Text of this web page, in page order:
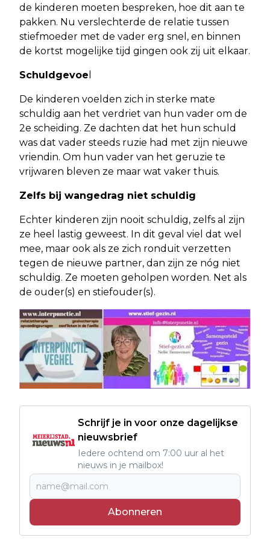
de kinderen moeten bespreken, hoe dit aan te
pakken. Nu verslechterde de relatie tussen
stiefmoeder met de vader erg snel, en binnen
de kortst mogelijke tijd gingen ook zij uit elkaar.
Schuldgevoe
De kinderen voelden zich in sterke mate
schuldig aan het verdriet van hun vader om de
2e scheiding. Ze dachten dat het hun schuld
was dat vader steeds ruzie had met zijn nieuwe
vriendin. Om hun vader van het geruzie te
vrijwaren bleven ze maar wat vaker thuis.
Zelfs bij wangedrag niet schuldig
Echter kinderen zijn nooit schuldig, zelfs al zijn
ze heel lastig geweest. In dit geval viel dat wel
mee, maar ook als ze zich ronduit verzetten
tegen de nieuwe partner, dan zijn ze nóg niet
schuldig. Ze moeten geholpen worden. Net als
de ouder(s) en stiefouder(s).
Schrijf je in voor onze dagelijkse
nieuwsbrief
Iedere ochtend om 7:00 uur al het
nieuws in je mailbox!
Abonneren